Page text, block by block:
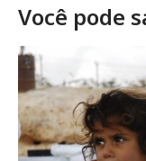
Você pode